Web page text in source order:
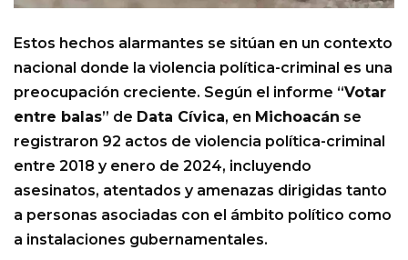
Estos hechos alarmantes se sitúan en un contexto
nacional donde la violencia política-criminal es una
preocupación creciente. Según el informe “Votar
entre balas” de Data Cívica, en Michoacán se
registraron 92 actos de violencia política-criminal
entre 2018 y enero de 2024, incluyendo
asesinatos, atentados y amenazas dirigidas tanto
a personas asociadas con el ámbito político como
a instalaciones gubernamentales.